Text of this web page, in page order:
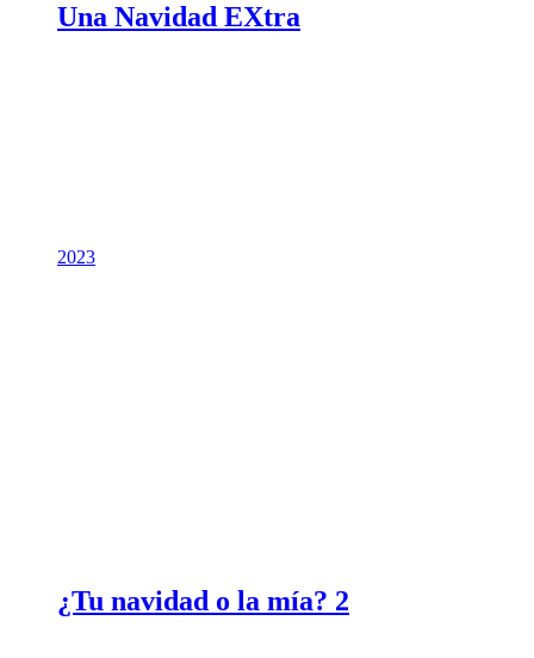
Una Navidad EXtra
2023
¿Tu navidad o la mía? 2